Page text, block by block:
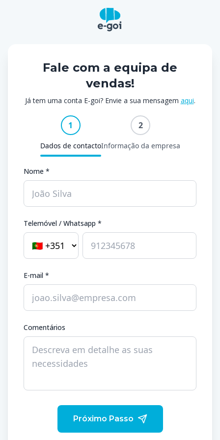
Fale com a equipa de
vendas!
Já tem uma conta E-goi? Envie a sua mensagem aqui.
1
Dados de contacto
2
Informação da empresa
Nome *
Telemóvel / Whatsapp *
E-mail *
Comentários
Próximo Passo